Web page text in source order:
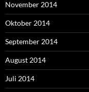
November 2014
Oktober 2014
September 2014
August 2014
Juli 2014